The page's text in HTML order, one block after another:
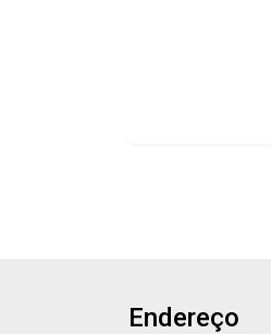
Martinelli
Endereço